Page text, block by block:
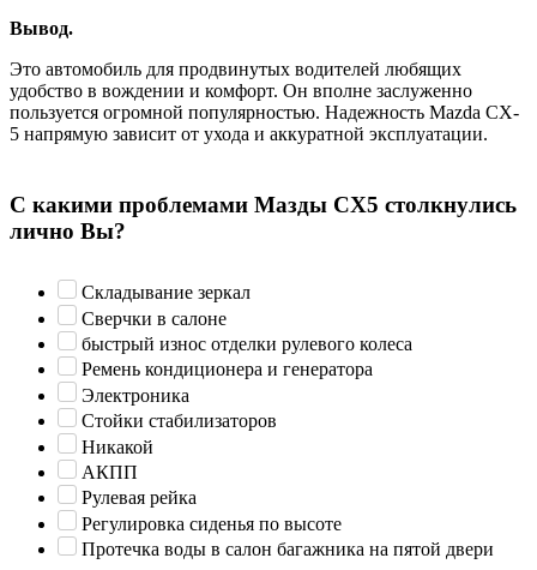
Вывод.
Это автомобиль для продвинутых водителей любящих
удобство в вождении и комфорт. Он вполне заслуженно
пользуется огромной популярностью. Надежность Mazda CX-
5 напрямую зависит от ухода и аккуратной эксплуатации.
С какими проблемами Мазды СХ5 столкнулись
лично Вы?
Складывание зеркал
Сверчки в салоне
быстрый износ отделки рулевого колеса
Ремень кондиционера и генератора
Электроника
Стойки стабилизаторов
Никакой
АКПП
Рулевая рейка
Регулировка сиденья по высоте
Протечка воды в салон багажника на пятой двери